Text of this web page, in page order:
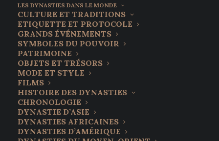
LES DYNASTIES DANS LE MONDE
CULTURE ET TRADITIONS
ETIQUETTE ET PROTOCOLE
GRANDS ÉVÉNEMENTS
SYMBOLES DU POUVOIR
PATRIMOINE
OBJETS ET TRÉSORS
MODE ET STYLE
FILMS
HISTOIRE DES DYNASTIES
CHRONOLOGIE
DYNASTIE D’ASIE
DYNASTIES AFRICAINES
DYNASTIES D’AMÉRIQUE
20 mars 2022
La monarchie irakienne, une
histoire tumultueuse